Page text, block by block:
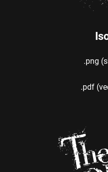
.png
.pdf